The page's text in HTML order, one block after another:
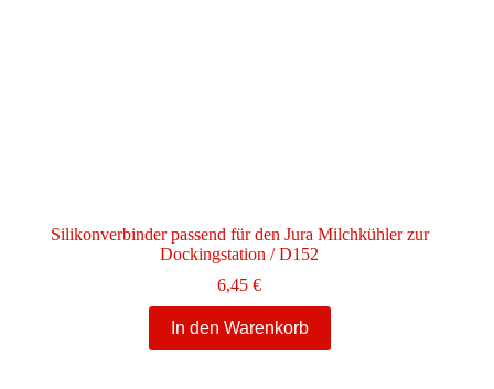
Silikonverbinder passend für den Jura Milchkühler zur
Dockingstation / D152
6,45€
In den Warenkorb